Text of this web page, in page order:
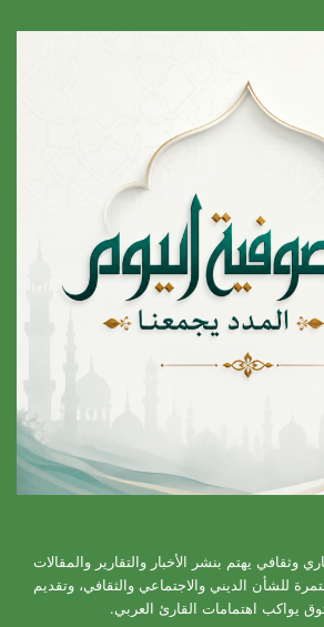
وثقافي يهتم بنشر الأخبار والتقارير والمقالات
للشأن الديني والاجتماعي والثقافي، وتقديم
يواكب اهتمامات القارئ العربي.